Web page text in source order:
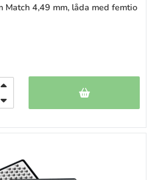
Match 4,49 mm, låda med femtio